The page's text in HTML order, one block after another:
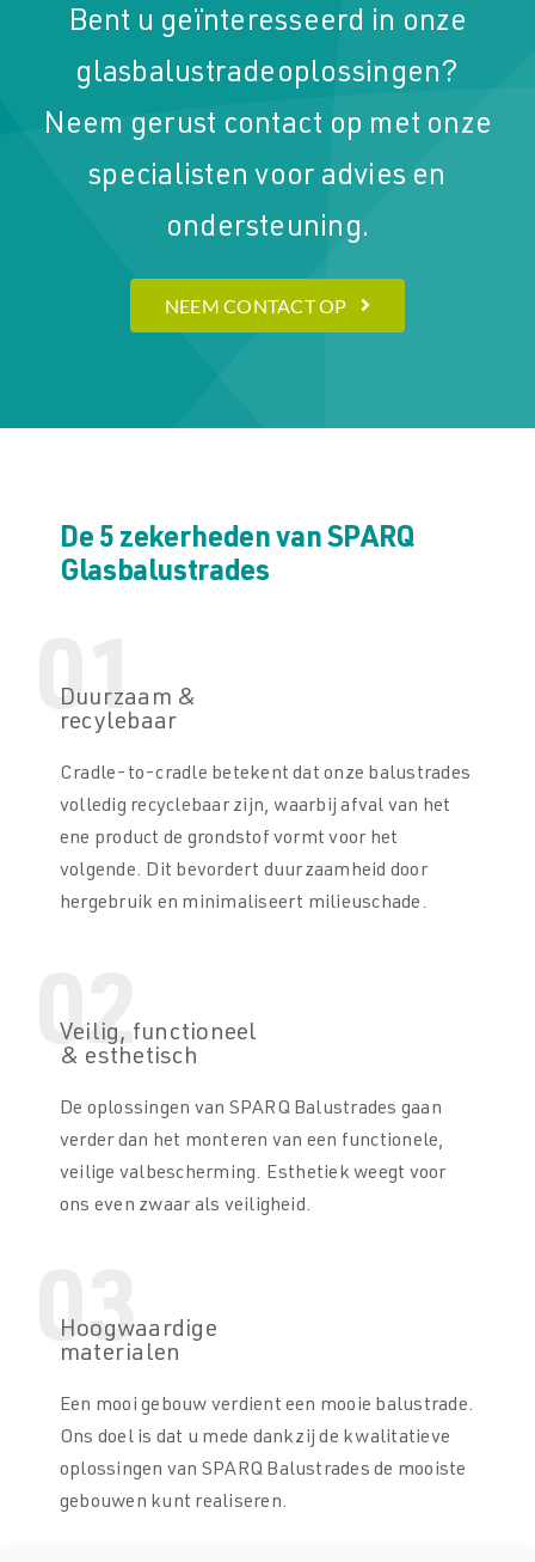
Bent u geïnteresseerd in onze
glasbalustradeoplossingen?
Neem gerust contact op met onze
specialisten voor advies en
ondersteuning.
NEEM CONTACT OP
De 5 zekerheden van SPARQ
Glasbalustrades
01
Duurzaam &
recylebaar
Cradle-to-cradle betekent dat onze balustrades
volledig recyclebaar zijn, waarbij afval van het
ene product de grondstof vormt voor het
volgende. Dit bevordert duurzaamheid door
hergebruik en minimaliseert milieuschade.
02
Veilig, functioneel
& esthetisch
De oplossingen van SPARQ Balustrades gaan
verder dan het monteren van een functionele,
veilige valbescherming. Esthetiek weegt voor
ons even zwaar als veiligheid.
03
Hoogwaardige
materialen
Een mooi gebouw verdient een mooie balustrade.
Ons doel is dat u mede dankzij de kwalitatieve
oplossingen van SPARQ Balustrades de mooiste
gebouwen kunt realiseren.